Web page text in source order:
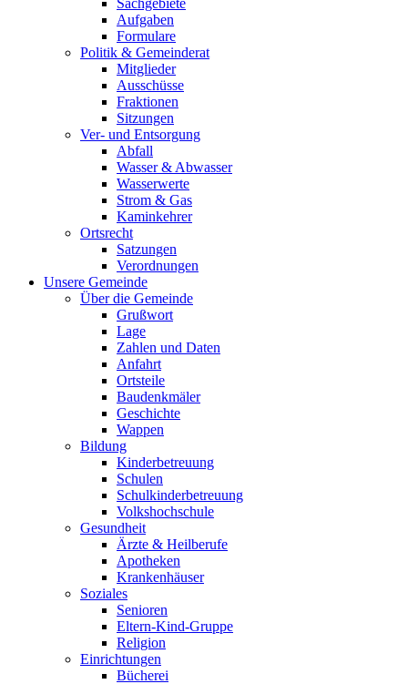
Sachgebiete
Aufgaben
Formulare
Politik & Gemeinderat
Mitglieder
Ausschüsse
Fraktionen
Sitzungen
Ver- und Entsorgung
Abfall
Wasser & Abwasser
Wasserwerte
Strom & Gas
Kaminkehrer
Ortsrecht
Satzungen
Verordnungen
Unsere Gemeinde
Über die Gemeinde
Grußwort
Lage
Zahlen und Daten
Anfahrt
Ortsteile
Baudenkmäler
Geschichte
Wappen
Bildung
Kinderbetreuung
Schulen
Schulkinderbetreuung
Volkshochschule
Gesundheit
Ärzte & Heilberufe
Apotheken
Krankenhäuser
Soziales
Senioren
Eltern-Kind-Gruppe
Religion
Einrichtungen
Bücherei